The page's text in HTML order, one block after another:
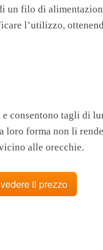
un filo di
l’utilizzo,
e consentono tagli di
loro forma non li
alle orecchie.
il prezzo